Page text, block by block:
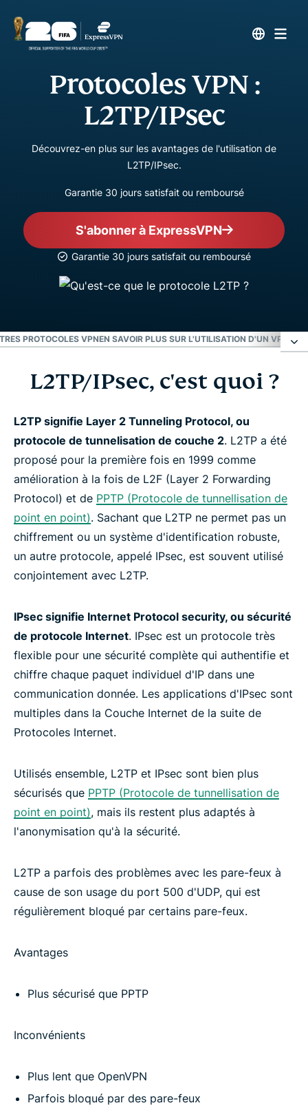
Protocoles VPN :
L2TP/IPsec
Découvrez-en plus sur les avantages de l'utilisation de
L2TP/IPsec.
Garantie 30 jours satisfait ou remboursé
S'abonner à ExpressVPN
Garantie 30 jours satisfait ou remboursé
PROTOCOLES VPNEN SAVOIR PLUS SUR L'UTILISATION D'UN VPN
L2TP/IPsec, c'est quoi ?
Autres Protocoles VPN
En savoir plus sur l'utilisation d'un VPN
Essayez le meilleur VPN
L2TP/IPsec, c'est quoi ?
L2TP signifie Layer 2 Tunneling Protocol, ou
protocole de tunnelisation de couche 2. L2TP a été
proposé pour la première fois en 1999 comme
amélioration à la fois de L2F (Layer 2 Forwarding
Protocol) et de PPTP (Protocole de tunnellisation de
point en point). Sachant que L2TP ne permet pas un
chiffrement ou un système d'identification robuste,
un autre protocole, appelé IPsec, est souvent utilisé
conjointement avec L2TP.
IPsec signifie Internet Protocol security, ou sécurité
de protocole Internet. IPsec est un protocole très
flexible pour une sécurité complète qui authentifie et
chiffre chaque paquet individuel d'IP dans une
communication donnée. Les applications d'IPsec sont
multiples dans la Couche Internet de la suite de
Protocoles Internet.
Utilisés ensemble, L2TP et IPsec sont bien plus
sécurisés que PPTP (Protocole de tunnellisation de
point en point), mais ils restent plus adaptés à
l'anonymisation qu'à la sécurité.
L2TP a parfois des problèmes avec les pare-feux à
cause de son usage du port 500 d'UDP, qui est
régulièrement bloqué par certains pare-feux.
Avantages
Plus sécurisé que PPTP
Inconvénients
Plus lent que OpenVPN
Parfois bloqué par des pare-feux